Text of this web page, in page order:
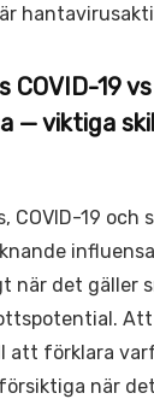
COVID-19 vs
— viktiga
COVID-19 och
när det gäller
att förklara
när